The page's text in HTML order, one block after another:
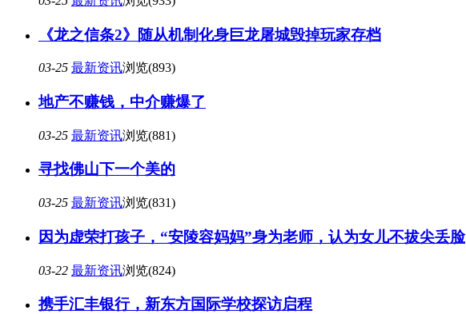
《龙之信条2》随从机制化身巨龙屠城毁掉玩家存档
03-25 最新资讯浏览(893)
地产不赚钱，中介赚爆了
03-25 最新资讯浏览(881)
寻找佛山下一个美的
03-25 最新资讯浏览(831)
因为虚荣打孩子，“安陵容妈妈”身为老师，认为女儿不拔尖丢脸
03-22 最新资讯浏览(824)
携手汇丰银行，新东方国际学校探访启程